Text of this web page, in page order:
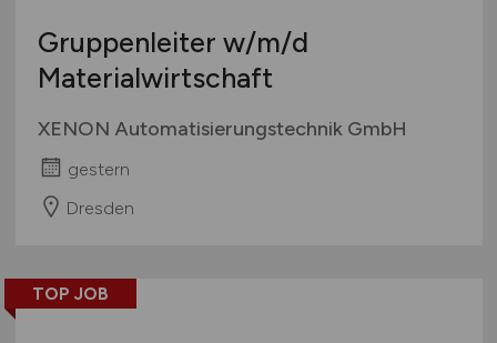
Gruppenleiter w/m/d
Materialwirtschaft
XENON Automatisierungstechnik GmbH
gestern
Dresden
TOP JOB